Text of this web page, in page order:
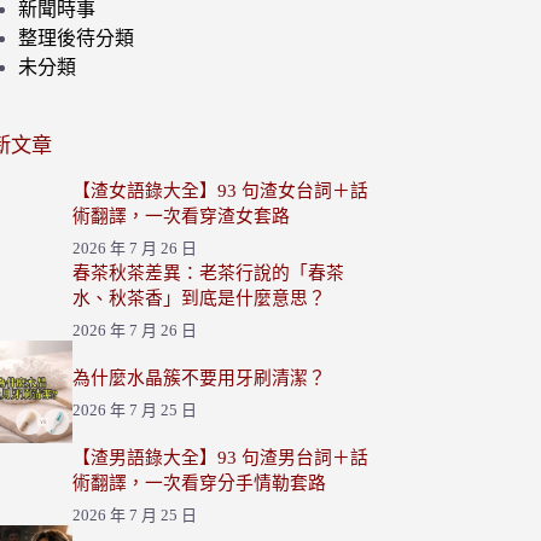
新聞時事
整理後待分類
未分類
文章
【渣女語錄大全】93 句渣女台詞＋話
術翻譯，一次看穿渣女套路
2026 年 7 月 26 日
春茶秋茶差異：老茶行說的「春茶
水、秋茶香」到底是什麼意思？
2026 年 7 月 26 日
為什麼水晶簇不要用牙刷清潔？
2026 年 7 月 25 日
【渣男語錄大全】93 句渣男台詞＋話
術翻譯，一次看穿分手情勒套路
2026 年 7 月 25 日